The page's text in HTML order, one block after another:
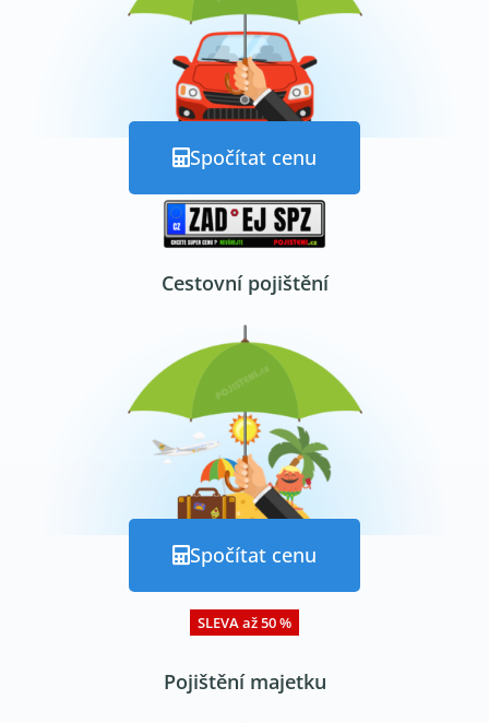
Spočítat cenu
Cestovní pojištění
Spočítat cenu
SLEVA až 50 %
Pojištění majetku